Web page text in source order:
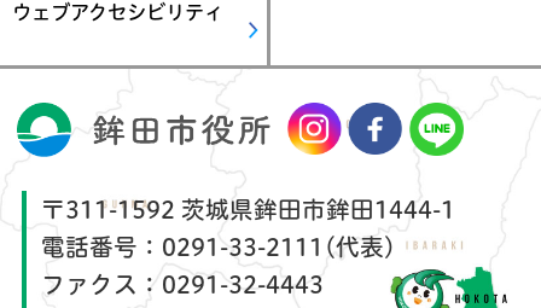
ウェブアクセシビリティ
〒311-1592 茨城県鉾田市鉾田1444-1
電話番号： 0291-33-2111(代表)
ファクス： 0291-32-4443